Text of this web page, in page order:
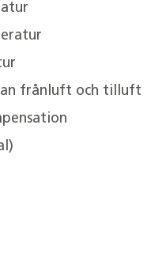
frånluft och tilluft